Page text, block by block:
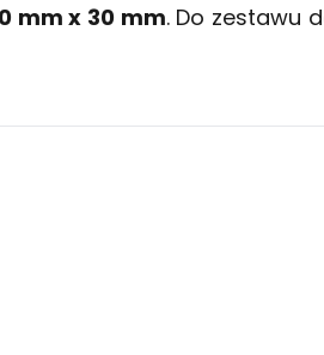
mm x 30 mm. Do zestawu